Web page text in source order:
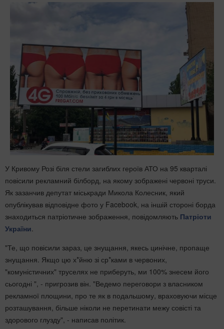
У Кривому Розі біля стели загиблих героїв АТО на 95 кварталі
повісили рекламний білборд, на якому зображені червоні труси.
Як зазанчив депутат міськради Микола Колесник, який
опублікував відповідне фото у Facebook, на іншій стороні борда
знаходиться патріотичне зображення, повідомляють Патріоти
України.
"Те, що повісили зараз, це знущання, якесь цинічне, пропаще
знущання. Якщо цю х*йню зі ср*ками в червоних,
"комуністичних" труселях не приберуть, ми 100% знесем його
сьогодні ", - пригрозив він. "Ведемо переговори з власником
рекламної площини, про те як в подальшому, враховуючи місце
розташування, більше ніколи не перетинати межу совісті та
здорового глузду", - написав політик.